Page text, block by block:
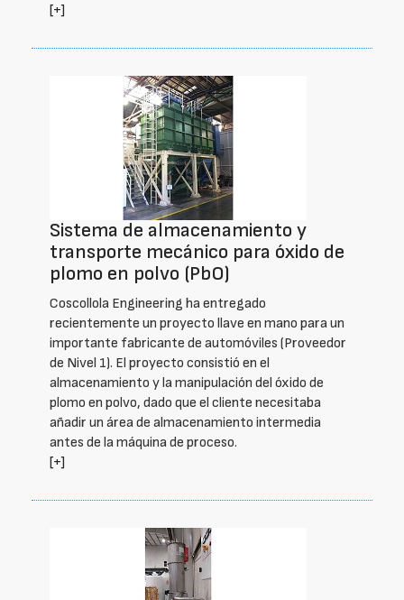
[+]
Sistema de almacenamiento y
transporte mecánico para óxido de
plomo en polvo (PbO)
Coscollola Engineering ha entregado
recientemente un proyecto llave en mano para un
importante fabricante de automóviles (Proveedor
de Nivel 1). El proyecto consistió en el
almacenamiento y la manipulación del óxido de
plomo en polvo, dado que el cliente necesitaba
añadir un área de almacenamiento intermedia
antes de la máquina de proceso.
[+]